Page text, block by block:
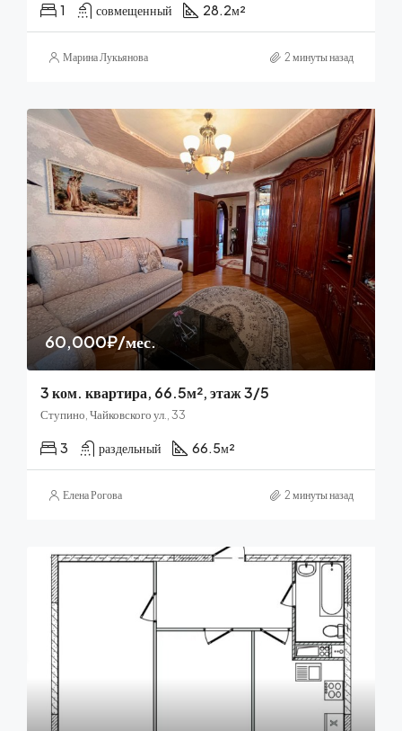
1 совмещенный 28.2м²
Марина Лукьянова 2 минуты назад
60,000₽/мес.
3 ком. квартира, 66.5м², этаж 3/5
Ступино, Чайковского ул., 33
3 раздельный 66.5м²
Елена Рогова 2 минуты назад